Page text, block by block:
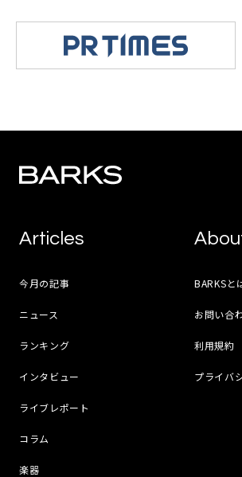
Articles
今月の記事
ニュース
ランキング
インタビュー
ライブレポート
コラム
楽器
BARKSと
お問い合
利用規約
プライバ